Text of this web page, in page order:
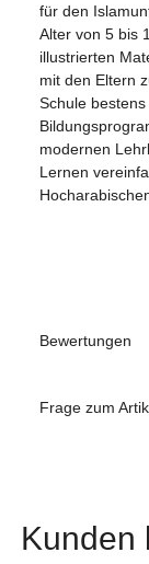
für den
Alter von 5 bis
illustrierten
mit den Eltern
Schule
modernen
Lernen
Bewertungen
Frage zum
Kunden